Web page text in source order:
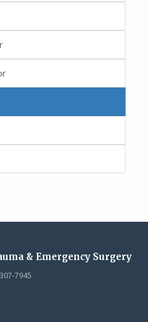
& Emergency Surgery
7945